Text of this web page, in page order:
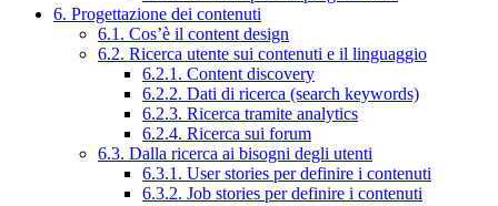
6. Progettazione dei contenuti
6.1. Cos’è il content design
6.2. Ricerca utente sui contenuti e il linguaggio
6.2.1. Content discovery
6.2.2. Dati di ricerca (search keywords)
6.2.3. Ricerca tramite analytics
6.2.4. Ricerca sui forum
6.3. Dalla ricerca ai bisogni degli utenti
6.3.1. User stories per definire i contenuti
6.3.2. Job stories per definire i contenuti